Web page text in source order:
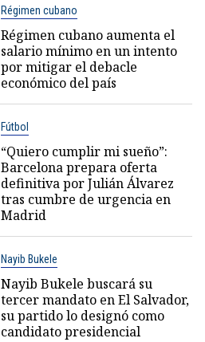
Régimen cubano
Régimen cubano aumenta el
salario mínimo en un intento
por mitigar el debacle
económico del país
Fútbol
“Quiero cumplir mi sueño”:
Barcelona prepara oferta
definitiva por Julián Álvarez
tras cumbre de urgencia en
Madrid
Nayib Bukele
Nayib Bukele buscará su
tercer mandato en El Salvador,
su partido lo designó como
candidato presidencial